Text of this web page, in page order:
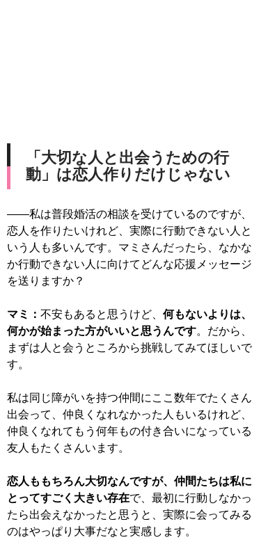
「大切な人と出会うための行
動」は恋人作りだけじゃない
――私は普段婚活の相談を受けているのですが、
恋人を作りたいけれど、実際に行動できない人と
いう人も多いんです。マミさんだったら、なかな
か行動できない人に向けてどんな応援メッセージ
を送りますか？
マミ： 不安もあると思うけど、 何もないよりは、
何かが始まった方がいいと思うんです。だから、
まずは人と会うところから挑戦してみてほしいで
す。
私は同じ障がいを持つ仲間にここ数年でたくさん
出会って、仲良くなれなかった人もいるけれど、
仲良くなれてもう何年もの付き合いになっている
友人もたくさんいます。
恋人ももちろん大切なんですが、仲間たちは私に
とってすごく大きい存在で、最初に行動しなかっ
たら出会えなかったと思うと、実際に会ってみる
のはやっぱり大事だなと実感します。